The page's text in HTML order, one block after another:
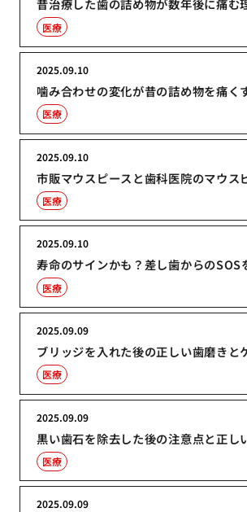
昔治療した歯の詰め物が数年後に痛む
医療
噛み合わせの変化が昔の詰め物を痛く
2025.09.10
医療
市販マウスピースと歯科医院のマウス
2025.09.10
医療
寿命のサインかも？差し歯からのSOS
2025.09.10
医療
ブリッジを入れた後の正しい歯磨きと
2025.09.09
医療
黒い歯石を除去した後の注意点と正し
2025.09.09
医療
2025.09.09